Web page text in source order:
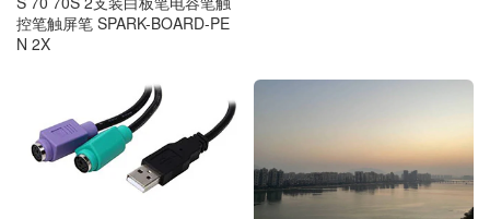
控笔触屏笔 SPARK-BOARD-PE
N 2X